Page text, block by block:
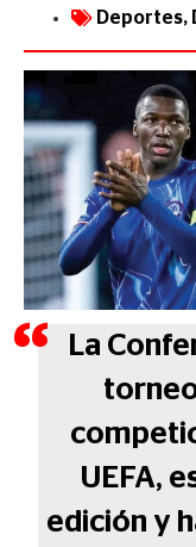
Deportes,
La
UEFA,
edición y